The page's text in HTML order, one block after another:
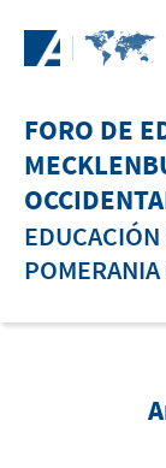
FORO DE